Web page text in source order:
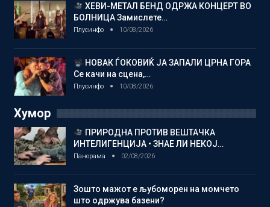
ХЕВИ-МЕТАЛ БЕНД ОДРЖА КОНЦЕРТ ВО
БОЛНИЦА Замислете…
Плусинфо 10/08/2026
НОВАК ЃОКОВИЌ ЈА ЗАПАЛИ ЦРНА ГОРА
Се качи на сцена,…
Плусинфо 10/08/2026
Хумор
ПРИРОДНА ПРОТИВ ВЕШТАЧКА
ИНТЕЛИГЕНЦИЈА • ЗНАЕ ЛИ НЕКОЈ…
Панорама 02/08/2026
Зошто мажот е љубоморен на момчето
што одржува базени?